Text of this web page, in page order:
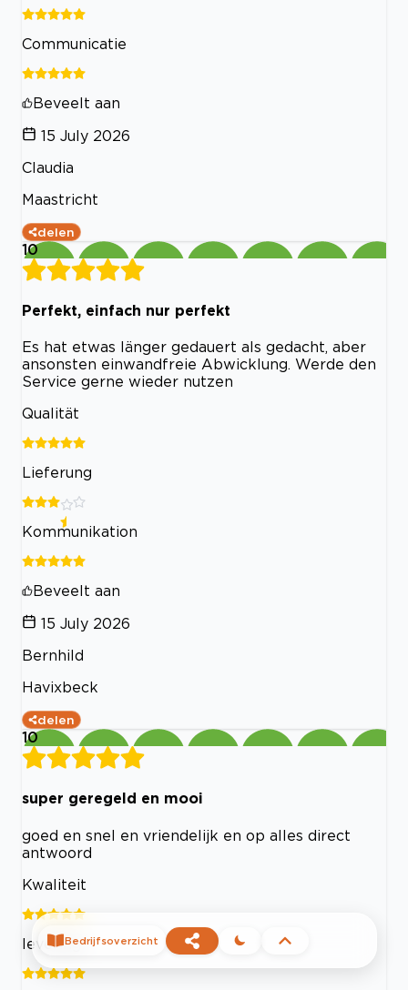
Communicatie
Beveelt aan
15 July 2026
Claudia
Maastricht
delen
10
Perfekt, einfach nur perfekt
Es hat etwas länger gedauert als gedacht, aber
ansonsten einwandfreie Abwicklung. Werde den
Service gerne wieder nutzen
Qualität
Lieferung
Kommunikation
Beveelt aan
15 July 2026
Bernhild
Havixbeck
delen
10
super geregeld en mooi
goed en snel en vriendelijk en op alles direct
antwoord
Kwaliteit
leveringBedrijfsoverzicht